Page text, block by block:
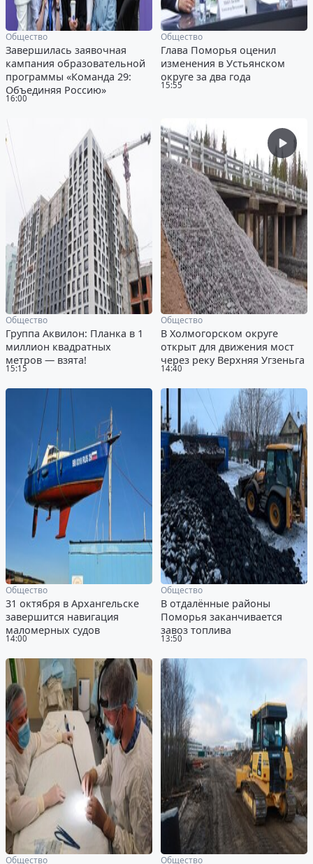
16:00
Общество
Завершилась заявочная
кампания образовательной
программы «Команда 29:
Объединяя Россию»
15:55
Общество
Глава Поморья оценил
изменения в Устьянском
округе за два года
15:15
Общество
Группа Аквилон: Планка в 1
миллион квадратных
метров — взята!
14:40
Общество
В Холмогорском округе
открыт для движения мост
через реку Верхняя Угзеньга
14:00
Общество
31 октября в Архангельске
завершится навигация
маломерных судов
13:50
Общество
В отдалённые районы
Поморья заканчивается
завоз топлива
Общество Общество